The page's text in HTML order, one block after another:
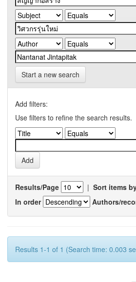
Start a new search
Add filters:
Use filters to refine the search results.
Results/Page | Sort items
In order
Authors/
Results 1-1 of 1 (Search time: 0.003